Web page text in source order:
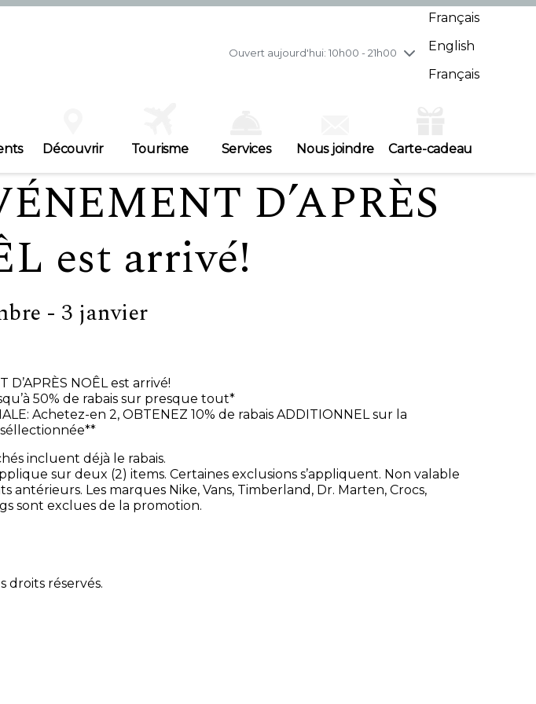
Ouvert aujourd'hui: 10h00 - 21h00
mercredi8/5
10h00 - 21h00
vendredi8/7
10h00 - 21h00
Français
English
Français
Découvrir Tourisme Services Nous joindre Carte-cadeau
D’APRÈS
est arrivé!
- 3 janvier
D’APRÈS NOÊL est arrivé!
50% de rabais sur presque tout*
Achetez-en 2, OBTENEZ 10% de rabais ADDITIONNEL sur la
incluent déjà le rabais.
sur deux (2) items. Certaines exclusions s’appliquent. Non valable
antérieurs. Les marques Nike, Vans, Timberland, Dr. Marten, Crocs,
sont exclues de la promotion.
droits réservés.